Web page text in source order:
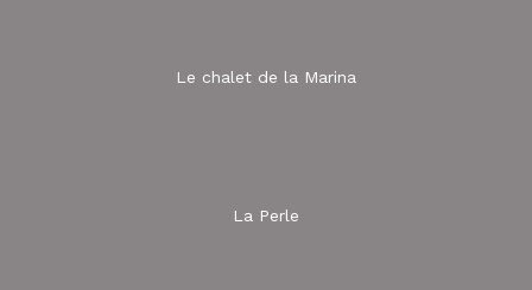
Le chalet de la Marina
La Perle